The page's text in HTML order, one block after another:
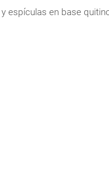
espículas en base